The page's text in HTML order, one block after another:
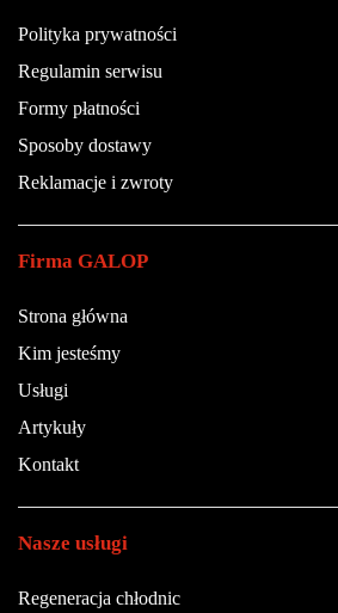
Polityka prywatności
Regulamin serwisu
Formy płatności
Sposoby dostawy
Reklamacje i zwroty
Firma GALOP
Strona główna
Kim jesteśmy
Usługi
Artykuły
Kontakt
Nasze usługi
Regeneracja chłodnic